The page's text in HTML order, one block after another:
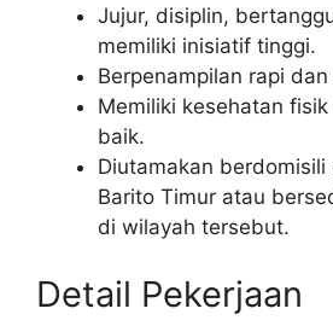
Jujur, disiplin,
memiliki inisiatif tinggi.
Berpenampilan rapi
Memiliki kesehatan
baik.
Diutamakan
Barito Timur atau
di wilayah tersebut.
Detail Pekerjaan